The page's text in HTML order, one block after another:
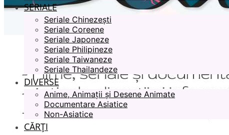
SERIALE
Seriale Chinezești
Seriale Coreene
Seriale Japoneze
Seriale Philipineze
Seriale Taiwaneze
Seriale Thailandeze
DIVERSE
Anime, Animații și Desene Animate
Documentare Asiatice
Non-Asiatice
CĂRȚI